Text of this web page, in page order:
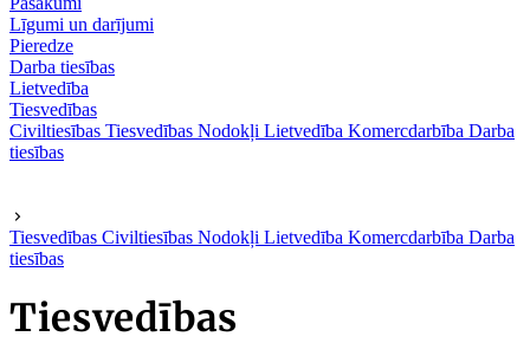
Līgumi un darījumi
Pieredze
Darba tiesības
Lietvedība
Tiesvedības
Civiltiesības Tiesvedības Nodokļi Lietvedība Komercdarbība Darba
tiesības
Tiesvedības Civiltiesības Nodokļi Lietvedība Komercdarbība Darba
tiesības
Tiesvedības